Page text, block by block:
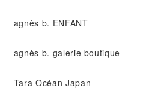
agnès b. ENFANT
agnès b. galerie boutique
Tara Océan Japan